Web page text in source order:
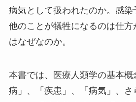
病気として扱われたのか。感染
他のことが犠牲になるのは仕
はなぜなのか。
本書では、医療人類学の基本概
病」、「疾患」、「病気」、さ